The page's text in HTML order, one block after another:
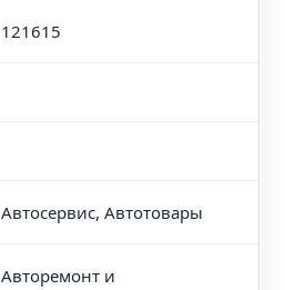
121615
Автосервис, Автотовары
Авторемонт и